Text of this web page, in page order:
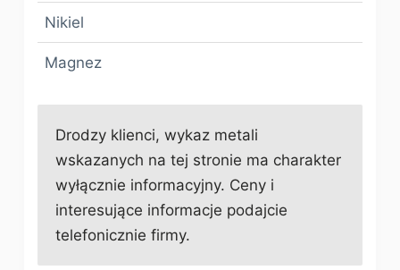
Nikiel
Magnez
Drodzy klienci, wykaz metali
wskazanych na tej stronie ma charakter
wyłącznie informacyjny. Ceny i
interesujące informacje podajcie
telefonicznie firmy.